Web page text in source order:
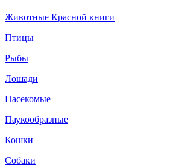
Животные Красной книги
Птицы
Рыбы
Лошади
Насекомые
Паукообразные
Кошки
Собаки